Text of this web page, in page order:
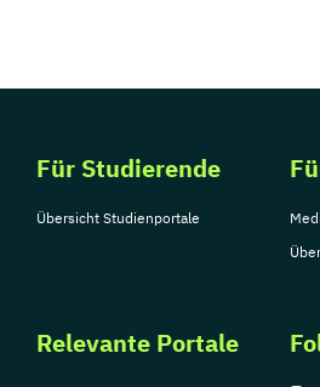
Für Studierende
Übersicht Studienportale
Relevante Portale